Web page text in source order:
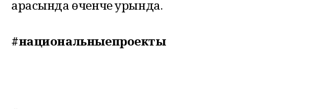
арасында өченче урында.
#национальныепроекты